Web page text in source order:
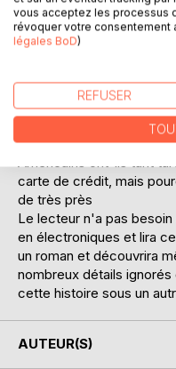
questions suivantes : Qui
plaquettes semi-
poste radio à transistor
Comment est née la
méthode inhabituelle a
développer le PC ?
que Bill Gates de
Américains ont-ils tant
carte de crédit, mais
de très près
Le lecteur n'a pas
en électroniques et lira
un roman et découvrira
nombreux détails
cette histoire sous un
AUTEUR(S)
vous acceptez les processus
révoquer votre consentement
légales BoD)
REFUSER